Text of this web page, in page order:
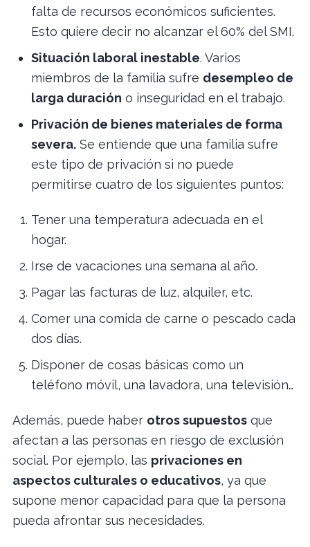
falta de recursos económicos suficientes.
Esto quiere decir no alcanzar el 60% del SMI.
Situación laboral inestable. Varios
miembros de la familia sufre desempleo de
larga duración o inseguridad en el trabajo.
Privación de bienes materiales de forma
severa. Se entiende que una familia sufre
este tipo de privación si no puede
permitirse cuatro de los siguientes puntos:
Tener una temperatura adecuada en el
hogar.
Irse de vacaciones una semana al año.
Pagar las facturas de luz, alquiler, etc.
Comer una comida de carne o pescado cada
dos días.
Disponer de cosas básicas como un
teléfono móvil, una lavadora, una televisión…
Además, puede haber otros supuestos que
afectan a las personas en riesgo de exclusión
social. Por ejemplo, las privaciones en
aspectos culturales o educativos, ya que
supone menor capacidad para que la persona
pueda afrontar sus necesidades.